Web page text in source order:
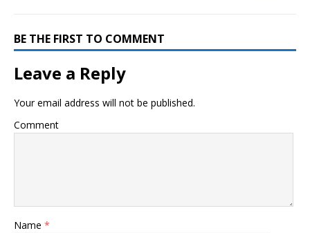
BE THE FIRST TO COMMENT
Leave a Reply
Your email address will not be published.
Comment
Name *